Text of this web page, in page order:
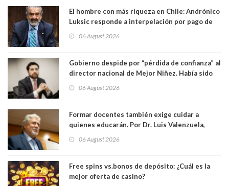
El hombre con más riqueza en Chile: Andrónico
Luksic responde a interpelación por pago de
día que me muera”
06 August 2026
Gobierno despide por “pérdida de confianza” al
director nacional de Mejor Niñez. Había sido
06 August 2026
Formar docentes también exige cuidar a
quienes educarán. Por Dr. Luis Valenzuela,
Académicos U. Católica Silva Henríquez
06 August 2026
Free spins vs.bonos de depósito: ¿Cuál es la
mejor oferta de casino?